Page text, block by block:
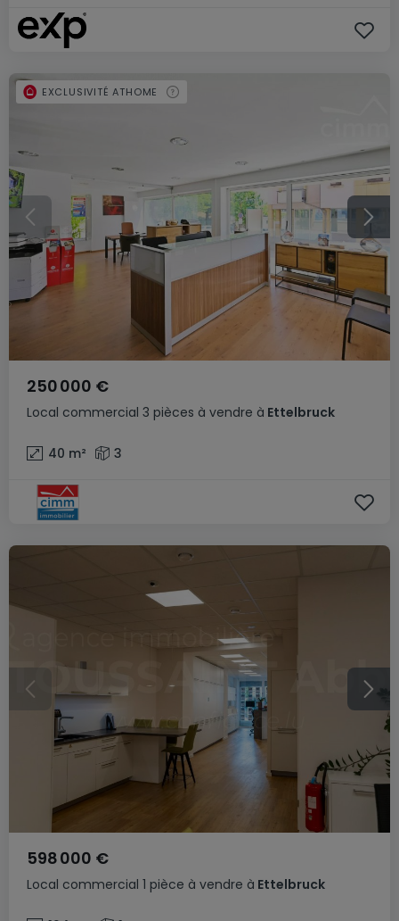
Local commercial 3 pièces à vendre à Ettelbruck
250 000 €
40 m² 3
EXCLUSIVITÉ ATHOME
Local commercial 1 pièce à vendre à Ettelbruck
598 000 €